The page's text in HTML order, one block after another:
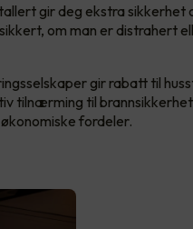
gir deg ekstra sikkerhet
om man er distrahert
gir rabatt til
tilnærming til
fordeler.